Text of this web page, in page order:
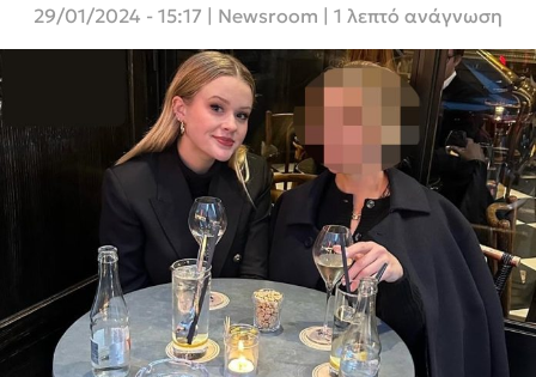
29/01/2024 - 15:17 Newsroom | 1 λεπτό ανάγνωση